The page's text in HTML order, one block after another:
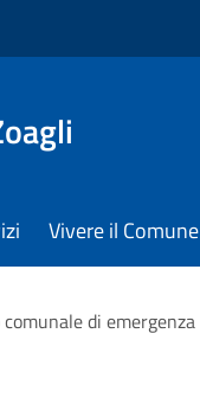
Vivere il Comune
di emergenza